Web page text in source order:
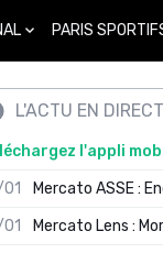
PARIS
L'ACTU EN DIRECT
l'appli
Mercato ASSE :
Mercato Lens :